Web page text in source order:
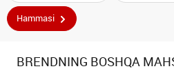
Hammasi
BRENDNING BOSHQA